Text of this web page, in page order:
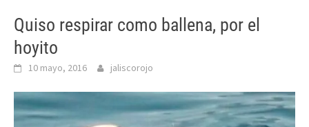
Quiso respirar como ballena, por el
hoyito
10 mayo, 2016 jaliscorojo